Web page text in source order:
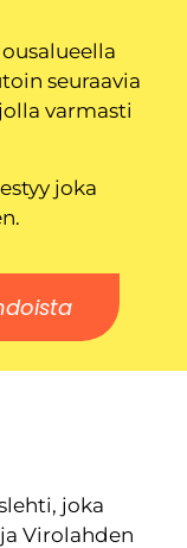
seuraavia
varmasti
joka
joka
Virolahden